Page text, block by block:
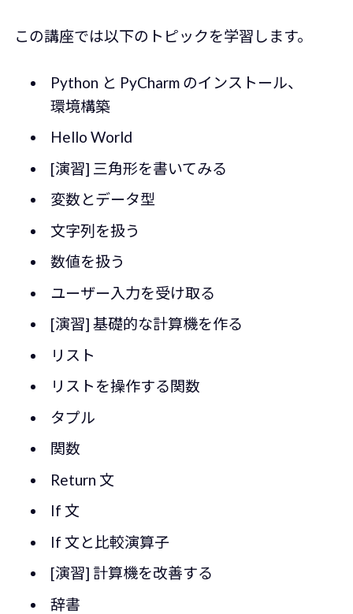
この講座では以下のトピックを学習します。
Python と PyCharm のインストール、
環境構築
Hello World
[演習] 三角形を書いてみる
変数とデータ型
文字列を扱う
数値を扱う
ユーザー入力を受け取る
[演習] 基礎的な計算機を作る
リスト
リストを操作する関数
タプル
関数
Return 文
If 文
If 文と比較演算子
[演習] 計算機を改善する
辞書